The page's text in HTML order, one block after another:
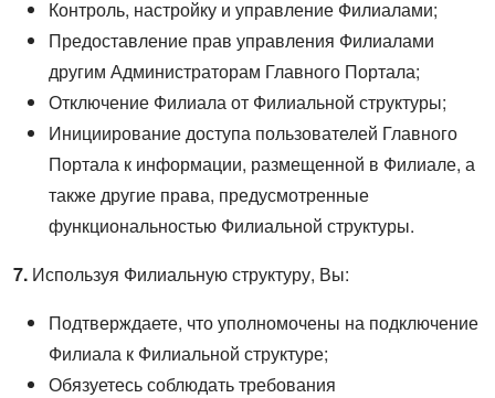
Контроль, настройку и управление Филиалами;
Предоставление прав управления Филиалами
другим Администраторам Главного Портала;
Отключение Филиала от Филиальной структуры;
Инициирование доступа пользователей Главного
Портала к информации, размещенной в Филиале, а
также другие права, предусмотренные
функциональностью Филиальной структуры.
7. Используя Филиальную структуру, Вы:
Подтверждаете, что уполномочены на подключение
Филиала к Филиальной структуре;
Обязуетесь соблюдать требования